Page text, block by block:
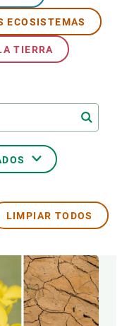
ECOSISTEMAS
TIERRA
LIMPIAR TODOS